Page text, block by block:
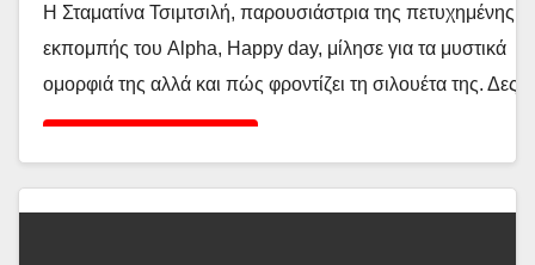
Η Σταματίνα Τσιμτσιλή, παρουσιάστρια της πετυχημένης
εκπομπής του Alpha, Happy day, μίλησε για τα μυστικά
ομορφιά της αλλά και πώς φροντίζει τη σιλουέτα της.